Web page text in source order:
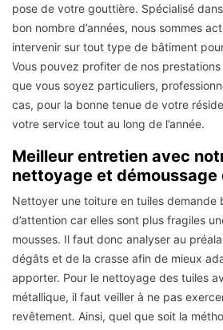
pose de votre gouttière. Spécialisé
bon nombre d’années, nous sommes
intervenir sur tout type de bâtiment
Vous pouvez profiter de nos
que vous soyez particuliers,
cas, pour la bonne tenue de votre
votre service tout au long de l’année.
Meilleur entretien avec
nettoyage et démoussage
Nettoyer une toiture en tuiles demande
d’attention car elles sont plus fragiles
mousses. Il faut donc analyser au
dégâts et de la crasse afin de mieux
apporter. Pour le nettoyage des tuiles
métallique, il faut veiller à ne pas
revêtement. Ainsi, quel que soit la